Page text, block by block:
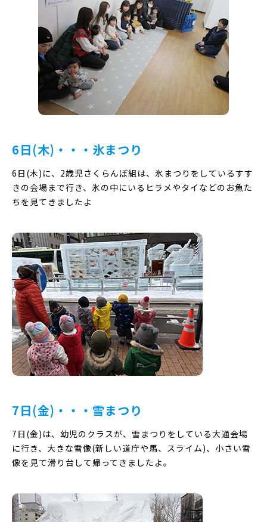
6日(木)・・・氷まつり
6日(木)に、2歳児さくらんぼ組は、氷まつりをしているすす
きの会場まで行き、氷の中にいるヒラメやタイなどのお魚た
ちを見てきましたよ
7日(金)・・・雪まつり
7日(金)は、幼児のクラスが、雪まつりをしている大通会場
に行き、大きな雪像(新しい道庁や馬、スライム)、小さい雪
像を見て滑り台して帰ってきましたよ。